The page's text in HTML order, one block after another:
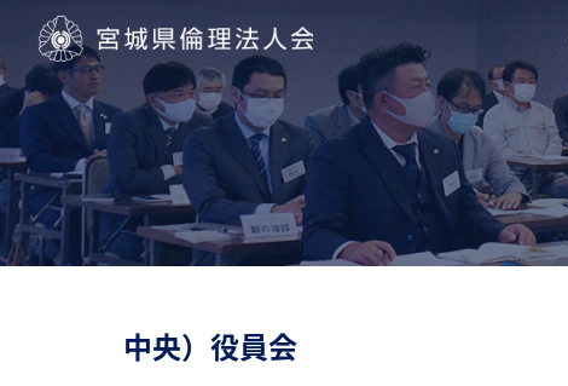
宮城県倫理法人会
中央）役員会